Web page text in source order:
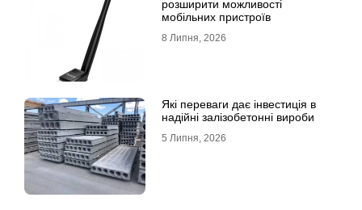
розширити можливості
мобільних пристроїв
8 Липня, 2026
Які переваги дає інвестиція в
надійні залізобетонні вироби
5 Липня, 2026